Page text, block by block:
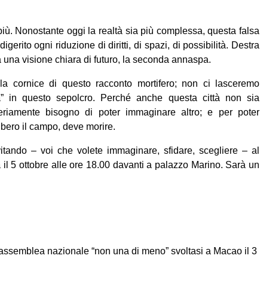
Nonostante oggi la realtà sia più complessa, questa falsa
ogni riduzione di diritti, di spazi, di possibilità. Destra
visione chiara di futuro, la seconda annaspa.
cornice di questo racconto mortifero; non ci lasceremo
in questo sepolcro. Perché anche questa città non sia
bisogno di poter immaginare altro; e per poter
il campo, deve morire.
– voi che volete immaginare, sfidare, scegliere – al
5 ottobre alle ore 18.00 davanti a palazzo Marino. Sarà un
nazionale “non una di meno” svoltasi a Macao il 3